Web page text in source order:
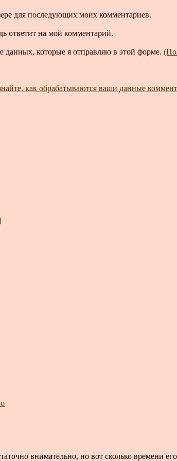
для последующих моих комментариев.
ответит на мой комментарий.
данных, которые я отправляю в этой форме.
как обрабатываются ваши данные
внимательно, но вот сколько времени